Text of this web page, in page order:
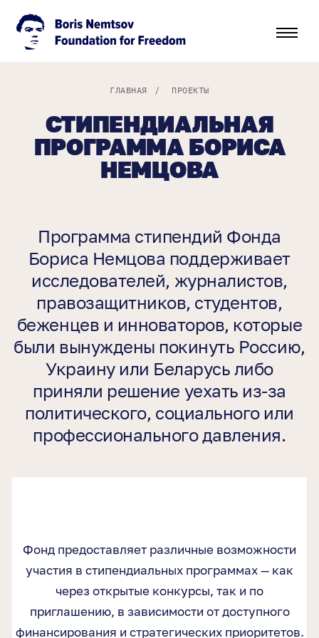
ГЛАВНАЯ / ПРОЕКТЫ
СТИПЕНДИАЛЬНАЯ
ПРОГРАММА БОРИСА
НЕМЦОВА
Программа стипендий Фонда
Бориса Немцова поддерживает
исследователей, журналистов,
правозащитников, студентов,
беженцев и инноваторов, которые
были вынуждены покинуть Россию,
Украину или Беларусь либо
приняли решение уехать из-за
политического, социального или
профессионального давления.
Фонд предоставляет различные возможности
участия в стипендиальных программах — как
через открытые конкурсы, так и по
приглашению, в зависимости от доступного
финансирования и стратегических приоритетов.